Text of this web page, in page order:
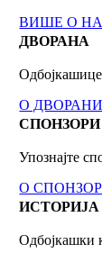
ВИШЕ О
ДВОРАНА
О ДВОРАНИ
СПОНЗОРИ
Упознајте
О
ИСТОРИЈА
Одбојкашки